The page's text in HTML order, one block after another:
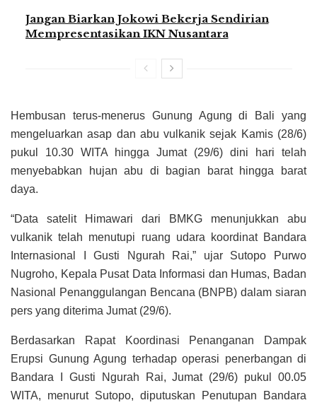
Jangan Biarkan Jokowi Bekerja Sendirian
Mempresentasikan IKN Nusantara
Hembusan terus-menerus Gunung Agung di Bali yang
mengeluarkan asap dan abu vulkanik sejak Kamis (28/6)
pukul 10.30 WITA hingga Jumat (29/6) dini hari telah
menyebabkan hujan abu di bagian barat hingga barat
daya.
“Data satelit Himawari dari BMKG menunjukkan abu
vulkanik telah menutupi ruang udara koordinat Bandara
Internasional I Gusti Ngurah Rai,” ujar Sutopo Purwo
Nugroho, Kepala Pusat Data Informasi dan Humas, Badan
Nasional Penanggulangan Bencana (BNPB) dalam siaran
pers yang diterima Jumat (29/6).
Berdasarkan Rapat Koordinasi Penanganan Dampak
Erupsi Gunung Agung terhadap operasi penerbangan di
Bandara I Gusti Ngurah Rai, Jumat (29/6) pukul 00.05
WITA, menurut Sutopo, diputuskan Penutupan Bandara